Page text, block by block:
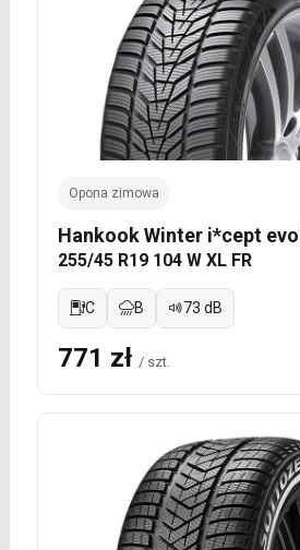
Opona zimowa
Hankook Winter i*cept
255/45 R19 104 W XL FR
C B 73 dB
771 zł / szt.